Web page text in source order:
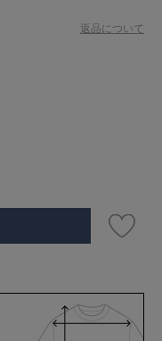
返品について